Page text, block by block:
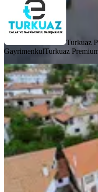
Turkuaz
GayrimenkulTurkuaz
MANZARALI
Ayaş
Avlulu
Ankara,
6+1· 389
3.150.000 ₺
Emlak DünyasıEmlak